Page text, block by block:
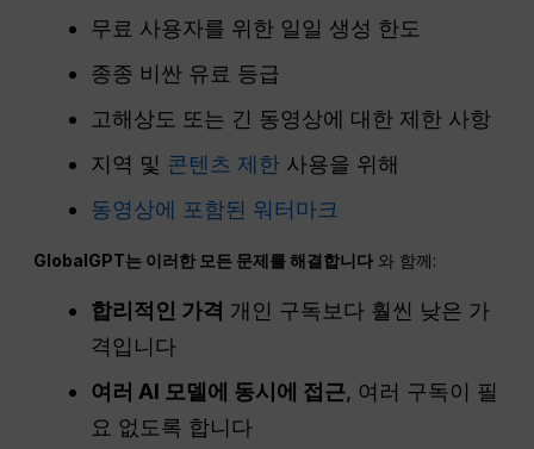
무료 사용자를 위한 일일 생성 한도
종종 비싼 유료 등급
고해상도 또는 긴 동영상에 대한 제한 사항
지역 및 콘텐츠 제한 사용을 위해
동영상에 포함된 워터마크
GlobalGPT는 이러한 모든 문제를 해결합니다 와 함께:
합리적인 가격 개인 구독보다 훨씬 낮은 가
격입니다
여러 AI 모델에 동시에 접근, 여러 구독이 필
요 없도록 합니다